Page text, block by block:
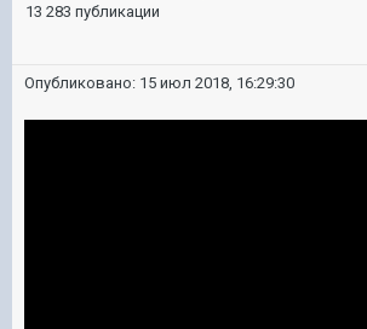
13 283 публикации
Опубликовано: 15 июл 2018, 16:29:30